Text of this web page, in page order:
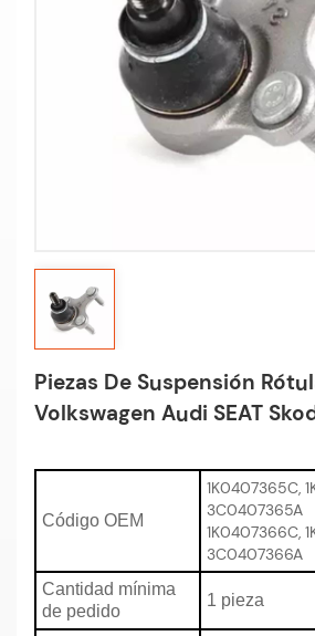
Piezas De Suspensión
Volkswagen Audi SEAT
Código OEM
1K0407365C,
3C0407365A
1K0407366C,
3C0407366A
Cantidad mínima
de pedido
1 pieza